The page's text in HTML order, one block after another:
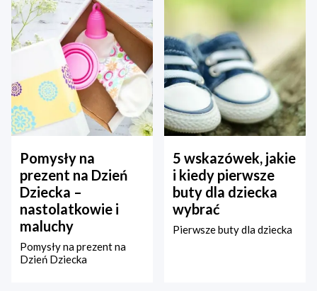
Pomysły na
prezent na Dzień
Dziecka –
nastolatkowie i
maluchy
Pomysły na prezent na
Dzień Dziecka
5 wskazówek, jakie
i kiedy pierwsze
buty dla dziecka
wybrać
Pierwsze buty dla dziecka